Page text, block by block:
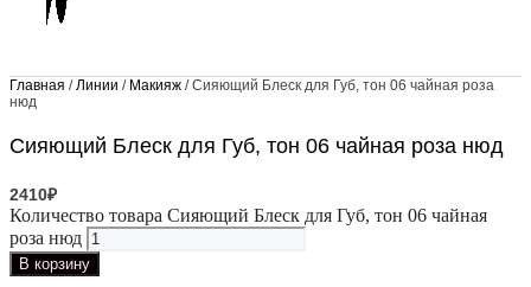
Главная /Линии / Макияж / Сияющий Блеск для Губ, тон 06 чайная роза
нюд
Сияющий Блеск для Губ, тон 06 чайная роза нюд
2410₽
Количество товара Сияющий Блеск для Губ, тон 06 чайная
роза нюд
В корзину